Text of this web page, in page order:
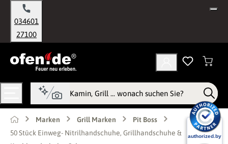
springen
034601
27100
Marken Grill Marken
Pit Boss
50 Stück Einweg- Nitrilhandschuhe, Grillhandschuhe &